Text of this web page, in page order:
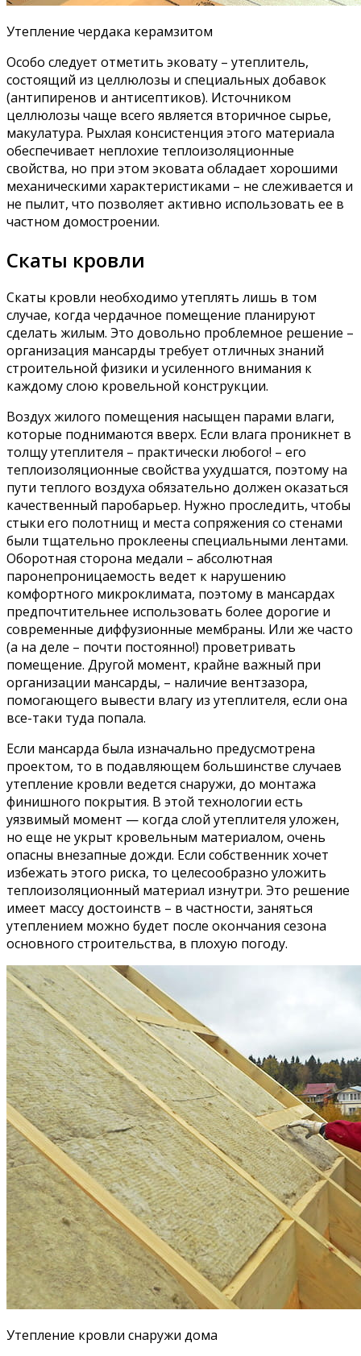
Утепление чердака керамзитом
Особо следует отметить эковату – утеплитель,
состоящий из целлюлозы и специальных добавок
(антипиренов и антисептиков). Источником
целлюлозы чаще всего является вторичное сырье,
макулатура. Рыхлая консистенция этого материала
обеспечивает неплохие теплоизоляционные
свойства, но при этом эковата обладает хорошими
механическими характеристиками – не слеживается и
не пылит, что позволяет активно использовать ее в
частном домостроении.
Скаты кровли
Скаты кровли необходимо утеплять лишь в том
случае, когда чердачное помещение планируют
сделать жилым. Это довольно проблемное решение –
организация мансарды требует отличных знаний
строительной физики и усиленного внимания к
каждому слою кровельной конструкции.
Воздух жилого помещения насыщен парами влаги,
которые поднимаются вверх. Если влага проникнет в
толщу утеплителя – практически любого! – его
теплоизоляционные свойства ухудшатся, поэтому на
пути теплого воздуха обязательно должен оказаться
качественный паробарьер. Нужно проследить, чтобы
стыки его полотнищ и места сопряжения со стенами
были тщательно проклеены специальными лентами.
Оборотная сторона медали – абсолютная
паронепроницаемость ведет к нарушению
комфортного микроклимата, поэтому в мансардах
предпочтительнее использовать более дорогие и
современные диффузионные мембраны. Или же часто
(а на деле – почти постоянно!) проветривать
помещение. Другой момент, крайне важный при
организации мансарды, – наличие вентзазора,
помогающего вывести влагу из утеплителя, если она
все-таки туда попала.
Если мансарда была изначально предусмотрена
проектом, то в подавляющем большинстве случаев
утепление кровли ведется снаружи, до монтажа
финишного покрытия. В этой технологии есть
уязвимый момент — когда слой утеплителя уложен,
но еще не укрыт кровельным материалом, очень
опасны внезапные дожди. Если собственник хочет
избежать этого риска, то целесообразно уложить
теплоизоляционный материал изнутри. Это решение
имеет массу достоинств – в частности, заняться
утеплением можно будет после окончания сезона
основного строительства, в плохую погоду.
Утепление кровли снаружи дома